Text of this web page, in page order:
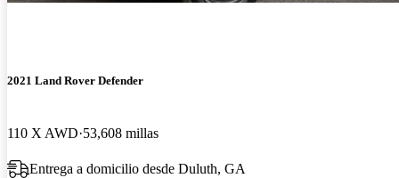
2021 Land Rover Defender
110 X AWD 53,608 millas
Entrega a domicilio desde Duluth, GA